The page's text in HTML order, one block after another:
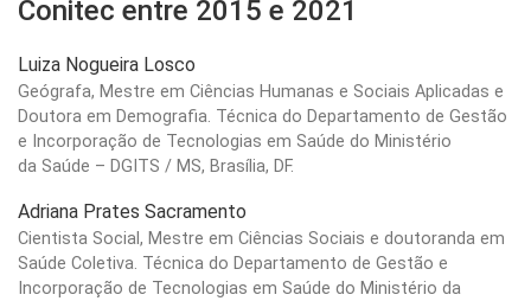
Conitec entre 2015 e 2021
Luiza Nogueira Losco
Geógrafa, Mestre em Ciências Humanas e Sociais Aplicadas e
Doutora em Demografia. Técnica do Departamento de Gestão
e Incorporação de Tecnologias em Saúde do Ministério
da Saúde – DGITS / MS, Brasília, DF.
Adriana Prates Sacramento
Cientista Social, Mestre em Ciências Sociais e doutoranda em
Saúde Coletiva. Técnica do Departamento de Gestão e
Incorporação de Tecnologias em Saúde do Ministério da